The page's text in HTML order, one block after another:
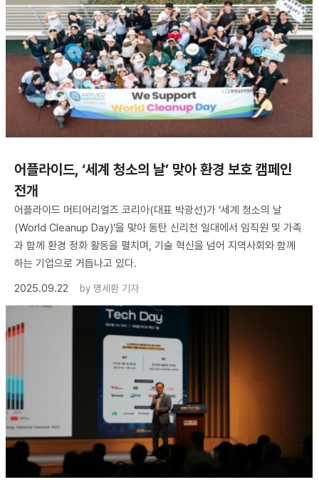
어플라이드, ‘세계 청소의 날’ 맞아 환경 보호 캠페인
전개
어플라이드 머티어리얼즈 코리아(대표 박광선)가 ‘세계 청소의 날
(World Cleanup Day)’을 맞아 동탄 신리천 일대에서 임직원 및 가족
과 함께 환경 정화 활동을 펼치며, 기술 혁신을 넘어 지역사회와 함께
하는 기업으로 거듭나고 있다.
2025.09.22
by 명세환 기자